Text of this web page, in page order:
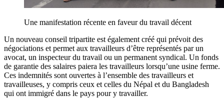
Une manifestation récente en faveur du travail décent
Un nouveau conseil tripartite est également créé qui prévoit des
négociations et permet aux travailleurs d’être représentés par un
avocat, un inspecteur du travail ou un permanent syndical. Un fonds
de garantie des salaires paiera les travailleurs lorsqu’une usine ferme.
Ces indemnités sont ouvertes à l’ensemble des travailleurs et
travailleuses, y compris ceux et celles du Népal et du Bangladesh
qui ont immigré dans le pays pour y travailler.